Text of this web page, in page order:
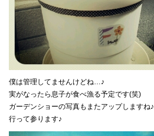
僕は管理してませんけどね…♪
実がなったら息子が食べ漁る予定です(笑)
ガーデンショーの写真もまたアップしますね♪
行って参ります♪